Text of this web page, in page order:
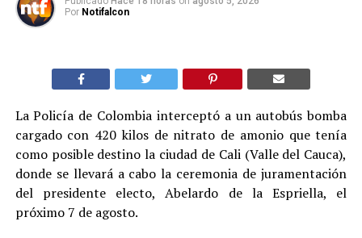
Por Notifalcon
La Policía de Colombia interceptó a un autobús bomba
cargado con 420 kilos de nitrato de amonio que tenía
como posible destino la ciudad de Cali (Valle del Cauca),
donde se llevará a cabo la ceremonia de juramentación
del presidente electo, Abelardo de la Espriella, el
próximo 7 de agosto.